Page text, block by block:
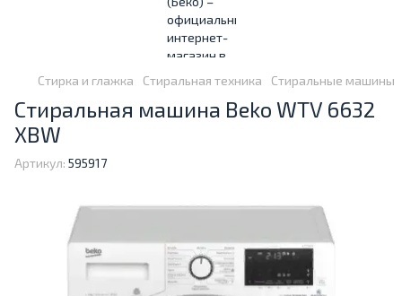
Стирка и глажка Стиральная техника Стиральные машины
Стиральная машина Beko WTV 6632
XBW
Артикул: 595917